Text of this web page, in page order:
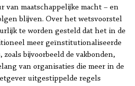
van maatschappelijke macht – en
blijven. Over het wetsvoorstel
te worden gesteld dat het in de
meer geïnstitutionaliseerde
zoals bijvoorbeeld de vakbonden,
van organisaties die meer in de
uitgestippelde regels